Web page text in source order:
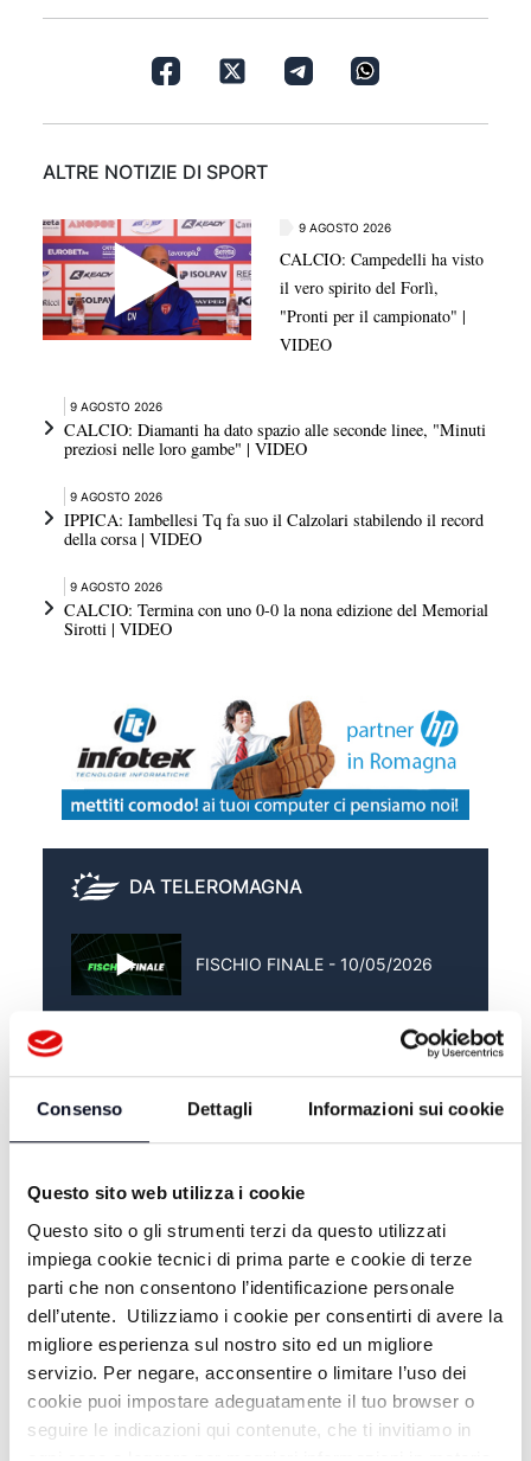
Consenso Dettagli Informazioni sui cookie
Questo sito web utilizza i cookie
Questo sito o gli strumenti terzi da questo utilizzati
impiega cookie tecnici di prima parte e cookie di terze
parti che non consentono l’identificazione personale
dell’utente. Utilizziamo i cookie per consentirti di avere la
migliore esperienza sul nostro sito ed un migliore
servizio. Per negare, acconsentire o limitare l’uso dei
cookie puoi impostare adeguatamente il tuo browser o
seguire le indicazioni qui contenute, che ti invitiamo in
ALTRE NOTIZIE DI SPORT
9 AGOSTO 2026
CALCIO: Campedelli ha visto
il vero spirito del Forlì,
"Pronti per il campionato" |
VIDEO
9 AGOSTO 2026
CALCIO: Diamanti ha dato spazio alle seconde linee, "Minuti
preziosi nelle loro gambe" | VIDEO
9 AGOSTO 2026
IPPICA: Iambellesi Tq fa suo il Calzolari stabilendo il record
della corsa | VIDEO
9 AGOSTO 2026
CALCIO: Termina con uno 0-0 la nona edizione del Memorial
Sirotti | VIDEO
DA TELEROMAGNA
FISCHIO FINALE - 10/05/2026
FISCHIO FINALE - 03/05/2026
FISCHIO FINALE - 26/04/2026